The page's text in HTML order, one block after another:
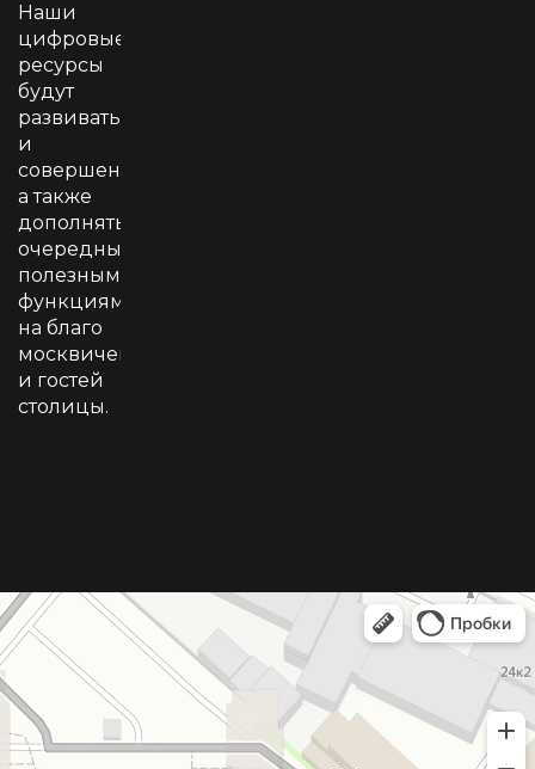
Наши
цифровые
ресурсы
будут
развиваться
и
совершенствоваться,
а также
дополняться
очередными
полезными
функциями
на благо
москвичей
и гостей
столицы.